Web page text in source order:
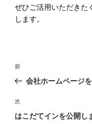
ぜひご活用いただきた
します。
投
稿
ビ
ゲ
前
の
稿
前
会社ホームページ
次
の
次
はこだてインを公開し